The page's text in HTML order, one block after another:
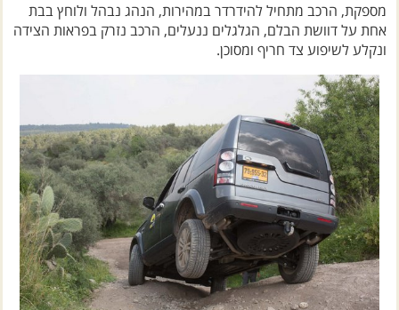
מספקת, הרכב מתחיל להידרדר במהירות, הנהג נבהל ולוחץ בבת
אחת על דוושת הבלם, הגלגלים ננעלים, הרכב נזרק בפראות הצידה
ונקלע לשיפוע צד חריף ומסוכן.